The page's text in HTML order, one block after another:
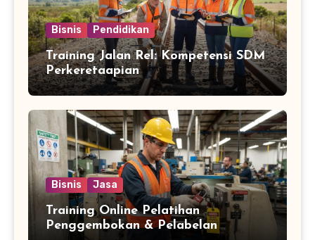
Bisnis Pendidikan
Training Jalan Rel: Kompetensi SDM
Perkeretaapian
Bisnis Jasa
Training Online Pelatihan
Penggembokan & Pelabelan